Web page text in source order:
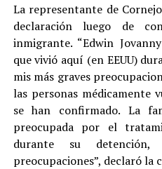
La representante de
declaración luego de
inmigrante. “Edwin
que vivió aquí (en EEUU)
mis más graves
las personas médicamente
se han confirmado. La
preocupada por el
durante su
preocupaciones”, declaró la